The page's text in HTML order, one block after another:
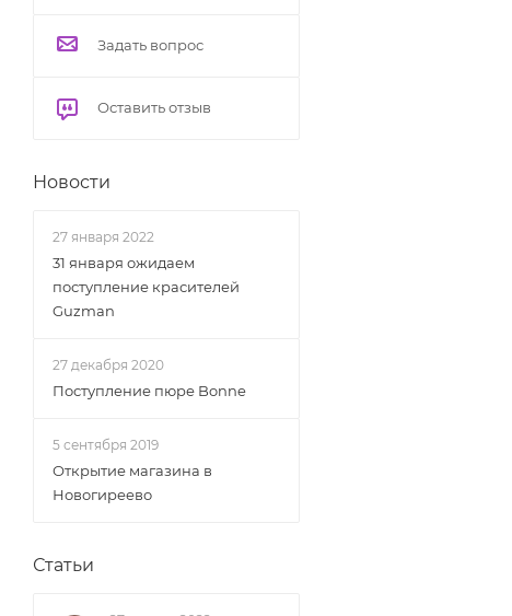
Задать вопрос
Оставить отзыв
Новости
27 января 2022
31 января ожидаем
поступление красителей
Guzman
27 декабря 2020
Поступление пюре Bonne
5 сентября 2019
Открытие магазина в
Новогиреево
Статьи